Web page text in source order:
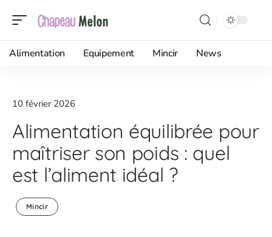
Alimentation Equipement Mincir News
10 février 2026
Alimentation équilibrée pour
maîtriser son poids : quel
est l’aliment idéal ?
Mincir